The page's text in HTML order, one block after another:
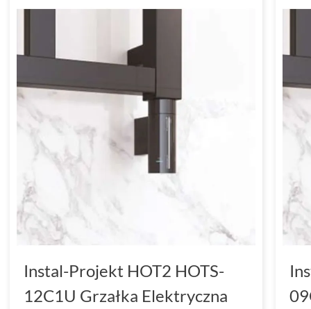
Instal-Projekt HOT2 HOTS-
12C1U Grzałka Elektryczna